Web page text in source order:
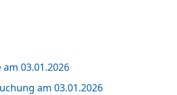
03.01.2026
am 03.01.2026